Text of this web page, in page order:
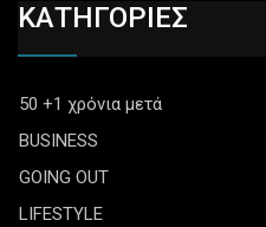
ΚΑΤΗΓΟΡΙΕΣ
50 +1 χρόνια μετά
BUSINESS
GOING OUT
LIFESTYLE